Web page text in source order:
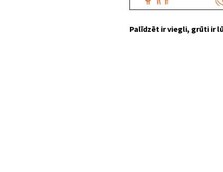
Palīdzēt ir viegli, grūti ir